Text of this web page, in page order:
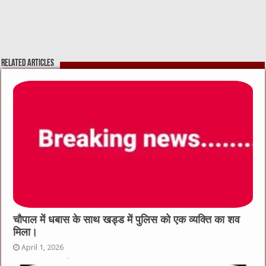
Related Articles
चौपाल में धबास के साथ खड्ड में पुलिस को एक व्यक्ति का शव
मिला।
April 1, 2026